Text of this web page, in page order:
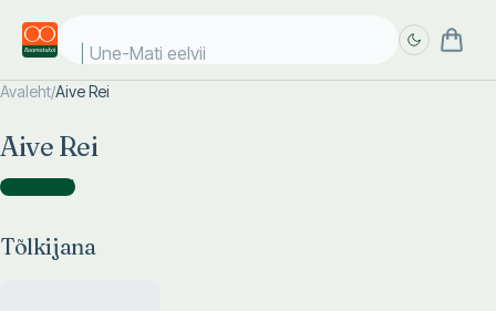
Une-Mati eelviim
Avaleht/Aive Rei
Aive Rei
Tõlkijana )
Tõlkijana